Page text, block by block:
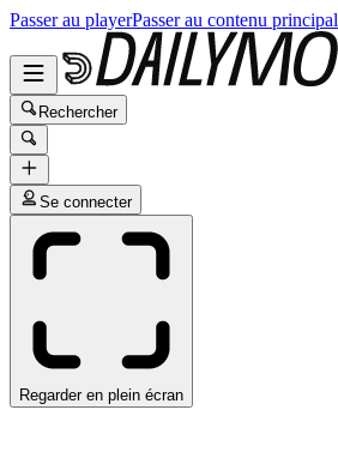
Passer au playerPasser au contenu principal
Rechercher
Se connecter
Regarder en plein écran